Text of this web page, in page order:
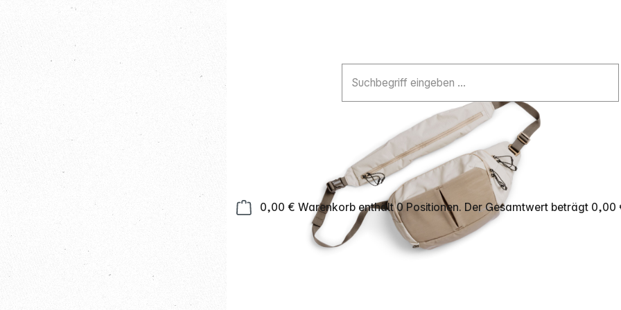
0,00 € Warenkorb enthält 0 Positionen. Der Gesamtwert beträgt 0,00